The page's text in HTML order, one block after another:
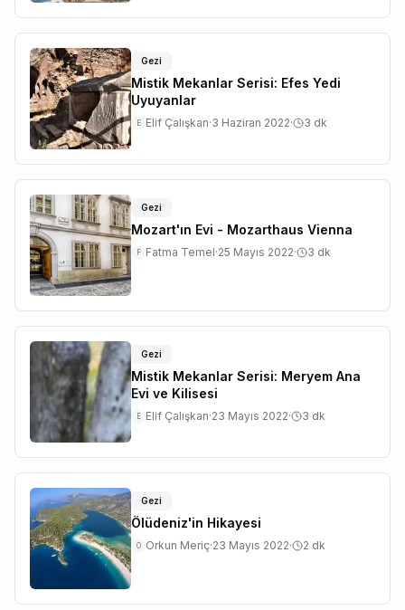
Gezi
Mistik Mekanlar Serisi: Efes Yedi
Uyuyanlar
E Elif Çalışkan·3 Haziran 2022· 3 dk
Gezi
Mozart'ın Evi - Mozarthaus Vienna
F Fatma Temel·25 Mayıs 2022· 3 dk
Gezi
Mistik Mekanlar Serisi: Meryem Ana
Evi ve Kilisesi
E Elif Çalışkan·23 Mayıs 2022· 3 dk
Gezi
Ölüdeniz'in Hikayesi
O Orkun Meriç·23 Mayıs 2022· 2 dk